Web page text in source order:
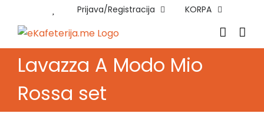
content
Prijava/Registracija KORPA
Lavazza A Modo Mio
Rossa set